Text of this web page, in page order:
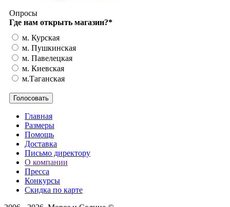
Опросы
Где нам открыть магазин?*
м. Курская
м. Пушкинская
м. Павелецкая
м. Киевская
м.Таганская
Главная
Размеры
Помощь
Доставка
Письмо директору
О компании
Пресса
Конкурсы
Скидка по карте